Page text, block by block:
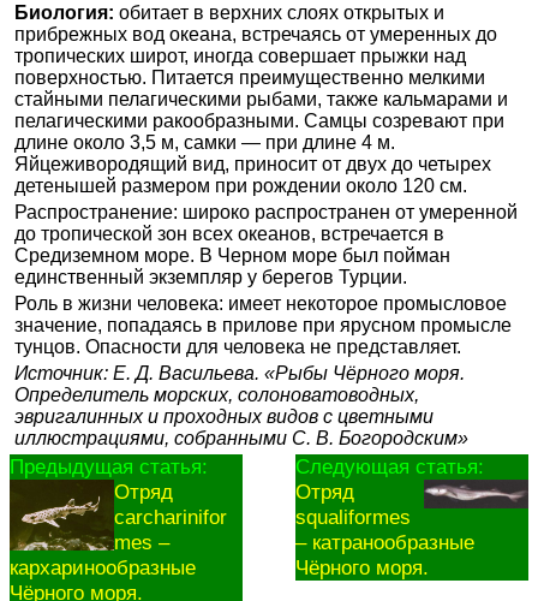
Биология: обитает в верхних слоях открытых и
прибрежных вод океана, встречаясь от умеренных до
тропических широт, иногда совершает прыжки над
поверхностью. Питается преимущественно мелкими
стайными пелагическими рыбами, также кальмарами и
пелагическими ракообразными. Самцы созревают при
длине около 3,5 м, самки — при длине 4 м.
Яйцеживородящий вид, приносит от двух до четырех
детенышей размером при рождении около 120 см.
Распространение: широко распространен от умеренной
до тропической зон всех океанов, встречается в
Средиземном море. В Черном море был пойман
единственный экземпляр у берегов Турции.
Роль в жизни человека: имеет некоторое промысловое
значение, попадаясь в прилове при ярусном промысле
тунцов. Опасности для человека не представляет.
Источник: Е. Д. Васильева. «Рыбы Чёрного моря.
Определитель морских, солоноватоводных,
эвригалинных и проходных видов с цветными
иллюстрациями, собранными С. В. Богородским»
Предыдущая статья:
Отряд
carcharinifor
mes –
кархаринообразные
Чёрного моря.
Следующая статья:
Отряд
squaliformes
– катранообразные
Чёрного моря.